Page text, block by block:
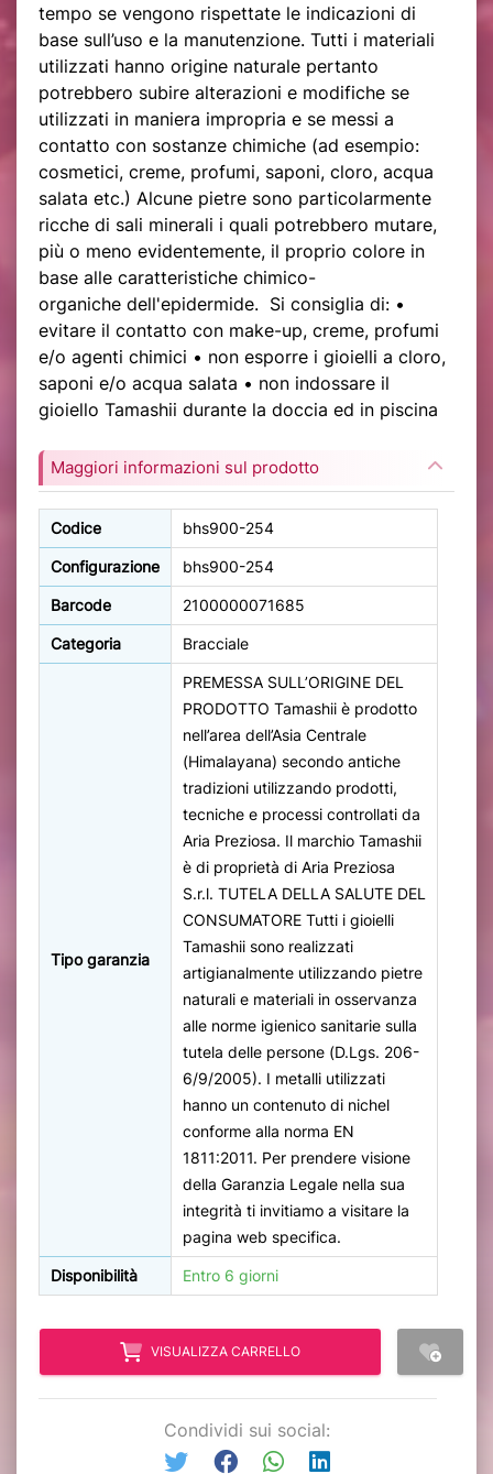
tempo se vengono rispettate le indicazioni di
base sull’uso e la manutenzione. Tutti i materiali
utilizzati hanno origine naturale pertanto
potrebbero subire alterazioni e modifiche se
utilizzati in maniera impropria e se messi a
contatto con sostanze chimiche (ad esempio:
cosmetici, creme, profumi, saponi, cloro, acqua
salata etc.) Alcune pietre sono particolarmente
ricche di sali minerali i quali potrebbero mutare,
più o meno evidentemente, il proprio colore in
base alle caratteristiche chimico-
organiche dell'epidermide. Si consiglia di: •
evitare il contatto con make-up, creme, profumi
e/o agenti chimici • non esporre i gioielli a cloro,
saponi e/o acqua salata • non indossare il
gioiello Tamashii durante la doccia ed in piscina
Maggiori informazioni sul prodotto
Codice bhs900-254
Configurazione bhs900-254
Barcode 2100000071685
Categoria Bracciale
Tipo garanzia
PREMESSA SULL’ORIGINE DEL
PRODOTTO Tamashii è prodotto
nell’area dell’Asia Centrale
(Himalayana) secondo antiche
tradizioni utilizzando prodotti,
tecniche e processi controllati da
Aria Preziosa. Il marchio Tamashii
è di proprietà di Aria Preziosa
S.r.l. TUTELA DELLA SALUTE DEL
CONSUMATORE Tutti i gioielli
Tamashii sono realizzati
artigianalmente utilizzando pietre
naturali e materiali in osservanza
alle norme igienico sanitarie sulla
tutela delle persone (D.Lgs. 206-
6/9/2005). I metalli utilizzati
hanno un contenuto di nichel
conforme alla norma EN
1811:2011. Per prendere visione
della Garanzia Legale nella sua
integrità ti invitiamo a visitare la
pagina web specifica.
Disponibilità Entro 6 giorni
VISUALIZZA CARRELLO
Condividi sui social: